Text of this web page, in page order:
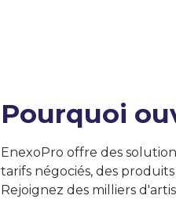
Pourquoi
EnexoPro offre des
tarifs négociés, des
Rejoignez des milliers